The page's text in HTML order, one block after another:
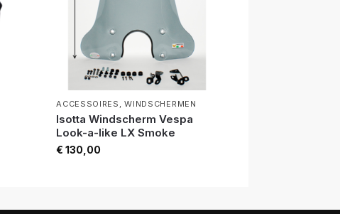
ACCESSOIRES ,WINDSCHERMEN
Isotta Windscherm Vespa
Look-a-like LX Smoke
€ 130,00